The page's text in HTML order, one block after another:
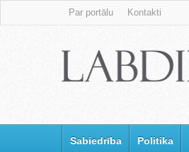
Par portālu Kontakti
Sabiedrība Politika